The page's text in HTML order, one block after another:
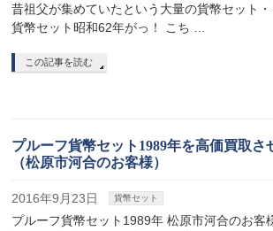
昔祖父が集めていたという大量の貨幣セット
貨幣セット昭和62年がっ！ こち …
この記事を読む
プルーフ貨幣セット1989年を高価買取さ
（松原市河合のお客様）
2016年9月23日 貨幣セット
プルーフ貨幣セット1989年 松原市河合のお客